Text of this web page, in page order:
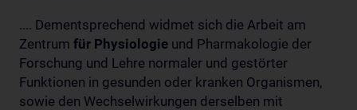
.... Dementsprechend widmet sich die Arbeit am
Zentrum für Physiologie und Pharmakologie der
Forschung und Lehre normaler und gestörter
Funktionen in gesunden oder kranken Organismen,
sowie den Wechselwirkungen derselben mit